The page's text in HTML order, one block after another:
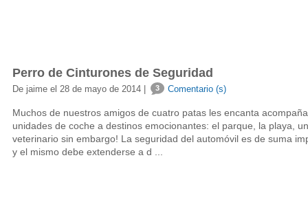
Perro de Cinturones de Seguridad
De jaime el 28 de mayo de 2014 | 3 Comentario (s)
Muchos de nuestros amigos de cuatro patas les encanta
unidades de coche a destinos emocionantes: el parque, la playa,
veterinario sin embargo! La seguridad del automóvil es de suma
y el mismo debe extenderse a d ...